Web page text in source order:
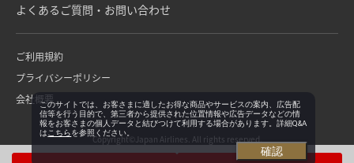
よくあるご質問・お問い合わせ
ご利用規約
プライバシーポリシー
会社概要
Copyright©Japan Airlines. All rights reserved.
このサイトでは、お客さまに適したお得な商品やサービスの案内、広告配
信等を行う目的で、第三者から提供された位置情報や広告データなどの情
報をお客さまの個人データと結びつけて利用する場合があります。詳細Q&A
は こちらを参照ください。
確認